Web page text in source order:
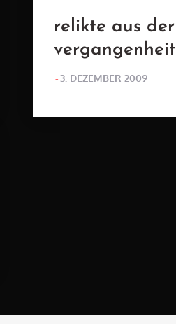
relikte aus der
vergangenheit
POSTED
3. DEZEMBER 2009